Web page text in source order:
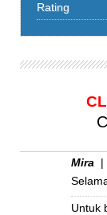
Rating
Mira |
Untuk